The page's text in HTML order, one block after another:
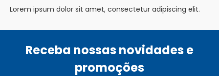
Lorem ipsum dolor sit amet, consectetur adipiscing elit.
Receba nossas novidades e
promoções